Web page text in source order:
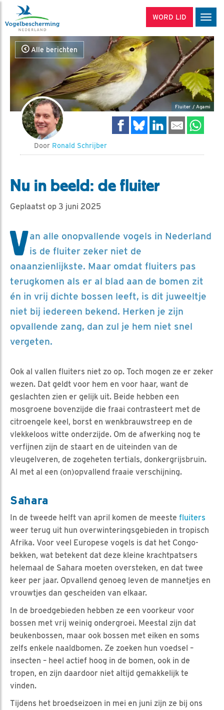
WORD LID
Alle berichten
Fluiter / Agami
Door Ronald Schrijber
Nu in beeld: de fluiter
Geplaatst op 3 juni 2025
Van alle onopvallende vogels in Nederland
is de fluiter zeker niet de
onaanzienlijkste. Maar omdat fluiters pas
terugkomen als er al blad aan de bomen zit
én in vrij dichte bossen leeft, is dit juweeltje
niet bij iedereen bekend. Herken je zijn
opvallende zang, dan zul je hem niet snel
vergeten.
Ook al vallen fluiters niet zo op. Toch mogen ze er zeker
wezen. Dat geldt voor hem en voor haar, want de
geslachten zien er gelijk uit. Beide hebben een
mosgroene bovenzijde die fraai contrasteert met de
citroengele keel, borst en wenkbrauwstreep en de
vlekkeloos witte onderzijde. Om de afwerking nog te
verfijnen zijn de staart en de uiteinden van de
vleugelveren, de zogeheten tertials, donkergrijsbruin.
Al met al een (on)opvallend fraaie verschijning.
Sahara
In de tweede helft van april komen de meeste fluiters
weer terug uit hun overwinteringsgebieden in tropisch
Afrika. Voor veel Europese vogels is dat het Congo-
bekken, wat betekent dat deze kleine krachtpatsers
helemaal de Sahara moeten oversteken, en dat twee
keer per jaar. Opvallend genoeg leven de mannetjes en
vrouwtjes dan gescheiden van elkaar.
In de broedgebieden hebben ze een voorkeur voor
bossen met vrij weinig ondergroei. Meestal zijn dat
beukenbossen, maar ook bossen met eiken en soms
zelfs enkele naaldbomen. Ze zoeken hun voedsel –
insecten – heel actief hoog in de bomen, ook in de
tropen, en zijn daardoor niet altijd gemakkelijk te
vinden.
Tijdens het broedseizoen in mei en juni zijn ze bij ons